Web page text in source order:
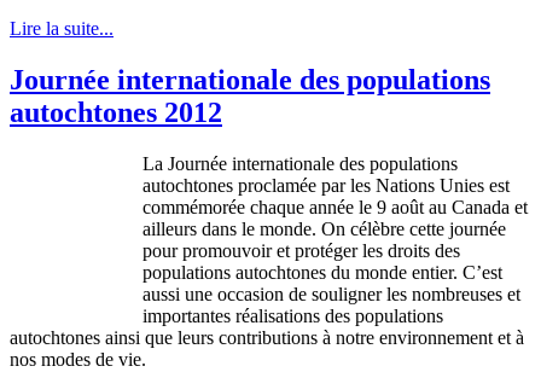
Lire la suite...
Journée internationale des populations
autochtones 2012
La Journée internationale des populations
autochtones proclamée par les Nations Unies est
commémorée chaque année le 9 août au Canada et
ailleurs dans le monde. On célèbre cette journée
pourpromouvoiret protégerles droits des
populations autochtones du monde entier. C’est
aussi une occasion de soulignerles nombreuses et
importantes réalisations des populations
autochtones ainsi que leurs contributions à notre environnement et à
nos modes de vie.